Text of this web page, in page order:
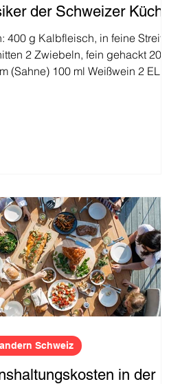
der Schweizer Küche
400 g Kalbfleisch, in feine Streifen
2 Zwiebeln, fein gehackt 200
(Sahne) 100 ml Weißwein 2 EL
in der
Schweiz